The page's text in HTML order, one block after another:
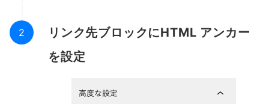
リンク先ブロックにHTML アンカー
を設定